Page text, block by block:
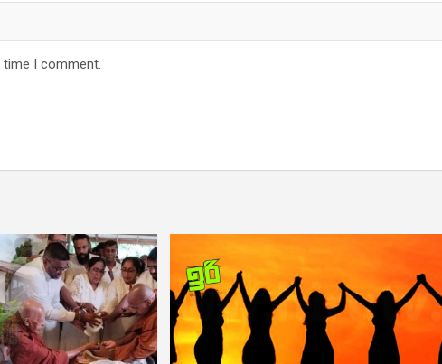
time I comment.